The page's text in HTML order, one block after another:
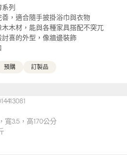
列
，適合隨手披掛浴巾與衣物
木木材，能與各種家具搭配不突兀
喜的外型，像牆邊裝飾
預購 訂製品
寬3.5，高170公分